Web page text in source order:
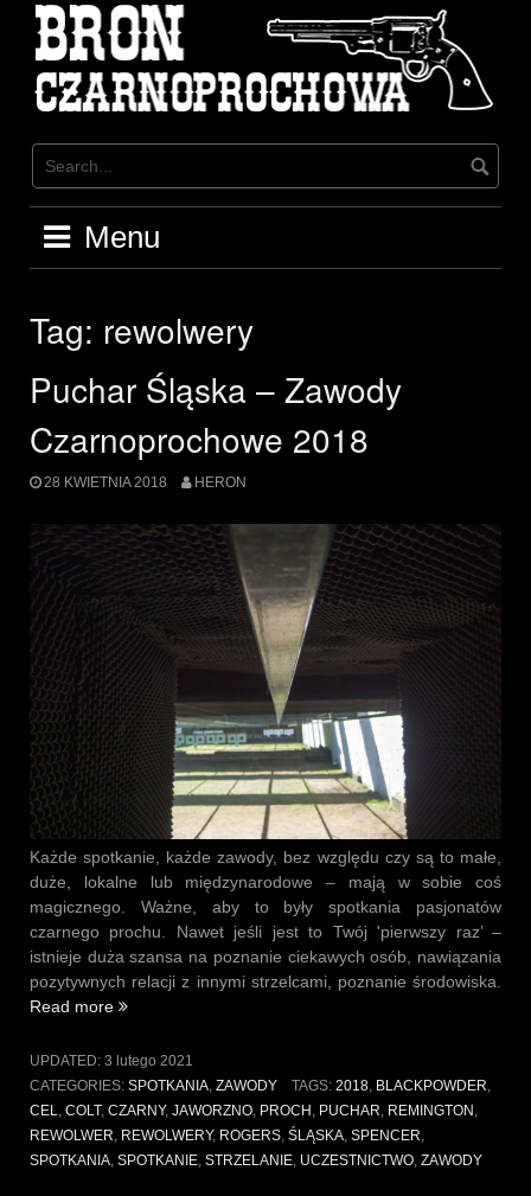
content
Menu
Tag: rewolwery
Puchar Śląska – Zawody
Czarnoprochowe 2018
28 KWIETNIA 2018 HERON
Każde spotkanie, każde zawody, bez względu czy są to małe,
duże, lokalne lub międzynarodowe – mają w sobie coś
magicznego. Ważne, aby to były spotkania pasjonatów
czarnego prochu. Nawet jeśli jest to Twój 'pierwszy raz’ –
istnieje duża szansa na poznanie ciekawych osób, nawiązania
pozytywnych relacji z innymi strzelcami, poznanie środowiska.
Read more „Puchar
–
Zawody
Czarnoprochowe
2018”
UPDATED: 3 lutego 2021
CATEGORIES: SPOTKANIA ZAWODY TAGS: 2018, BLACKPOWDER
CEL
COLT, CZARNY, JAWORZNO PROCH PUCHAR REMINGTON
REWOLWER REWOLWERY, ROGERS ŚLĄSKA SPENCER
SPOTKANIA SPOTKANIE STRZELANIE UCZESTNICTWO ZAWODY